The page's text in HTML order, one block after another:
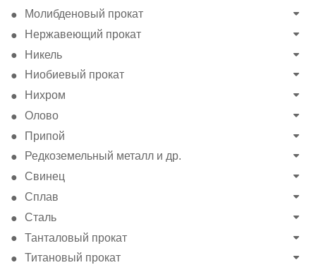
Молибденовый прокат
Нержавеющий прокат
Никель
Ниобиевый прокат
Нихром
Олово
Припой
Редкоземельный металл и др.
Свинец
Сплав
Сталь
Танталовый прокат
Титановый прокат